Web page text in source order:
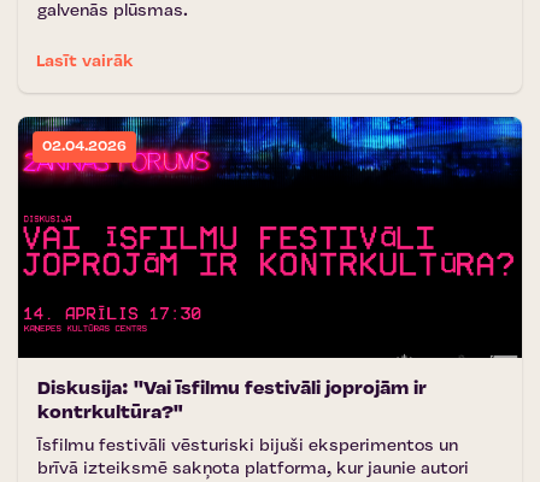
galvenās plūsmas.
Lasīt vairāk
02.04.2026
Diskusija: ''Vai īsfilmu festivāli joprojām ir
kontrkultūra?"
Īsfilmu festivāli vēsturiski bijuši eksperimentos un
brīvā izteiksmē sakņota platforma, kur jaunie autori